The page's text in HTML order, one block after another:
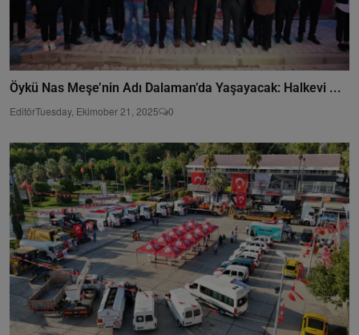
Öykü Nas Meşe’nin Adı Dalaman’da Yaşayacak: Halkevi ...
EditörTuesday, Ekimober 21, 2025 0